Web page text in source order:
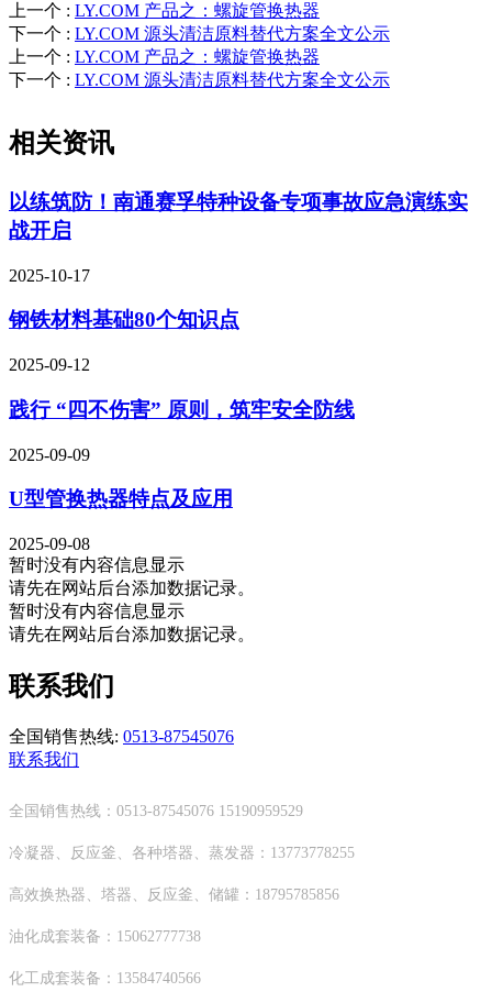
上一个 : LY.COM 产品之：螺旋管换热器
下一个 : LY.COM 源头清洁原料替代方案全文公示
上一个 : LY.COM 产品之：螺旋管换热器
下一个 : LY.COM 源头清洁原料替代方案全文公示
相关资讯
以练筑防！南通赛孚特种设备专项事故应急演练实
战开启
2025-10-17
钢铁材料基础80个知识点
2025-09-12
践行 “四不伤害” 原则，筑牢安全防线
2025-09-09
U型管换热器特点及应用
2025-09-08
暂时没有内容信息显示
请先在网站后台添加数据记录。
暂时没有内容信息显示
请先在网站后台添加数据记录。
联系我们
全国销售热线: 0513-87545076
联系我们
全国销售热线：0513-87545076 15190959529
冷凝器、反应釜、各种塔器、蒸发器：13773778255
高效换热器、塔器、反应釜、储罐：18795785856
油化成套装备：15062777738
化工成套装备：13584740566